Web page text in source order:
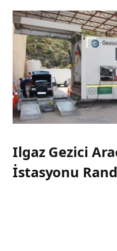
Ilgaz Gezici
İstasyonu